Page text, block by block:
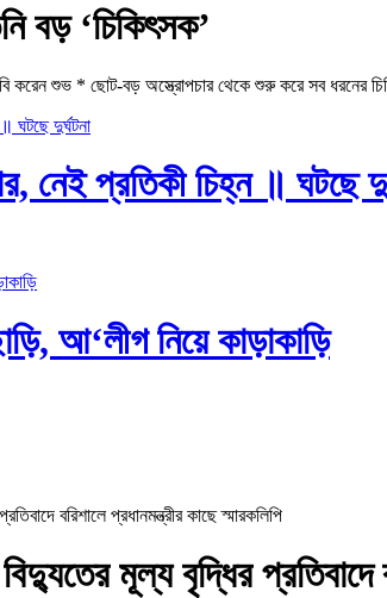
বড় ‘চিকিৎসক’
করেন শুভ * ছোট-বড় অস্ত্রোপচার থেকে শুরু করে সব ধরনের
নেই প্রতিকী চিহ্ন ॥ ঘটছে
আ‘লীগ নিয়ে কাড়াকাড়ি
মূল্য বৃদ্ধির প্রতিবাদে